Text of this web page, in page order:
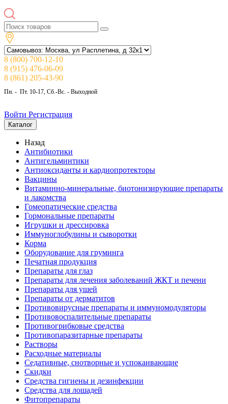
8 (800) 700-12-10
8 (915) 476-06-09
8 (861) 205-43-90
Пн. - Пт. 10-17, Сб.-Вс. - Выходной
Войти Регистрация
Каталог
Назад
Антибиотики
Антигельминтики
Антиоксиданты и кардиопротекторы
Вакцины
Витаминно-минеральные, биотонизирующие препараты
и лакомства
Гомеопатические средства
Гормональные препараты
Игрушки и дрессировка
Иммуноглобулины и сыворотки
Корма
Оборудование для груминга
Печатная продукция
Препараты для глаз
Препараты для лечения заболеваний ЖКТ и печени
Препараты для ушей
Препараты от дерматитов
Противовирусные препараты и иммуномодуляторы
Противовоспалительные препараты
Противогрибковые средства
Противопаразитарные препараты
Растворы
Расходные материалы
Седативные, снотворные и успокаивающие
Скидки
Средства гигиены и дезинфекции
Средства для лошадей
Фитопрепараты